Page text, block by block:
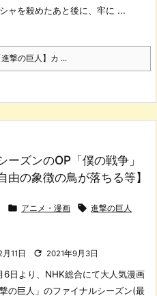
ャを殺めたあと後に、牢に ...
撃の巨人】カ ...
ーズンのOP「僕の戦争」
の象徴の鳥が落ちる等】
 アニメ・漫画  進撃の巨人
11日  2021年9月3日
6日より、NHK総合にて大人気漫画
の巨人」のファイナルシーズン(最